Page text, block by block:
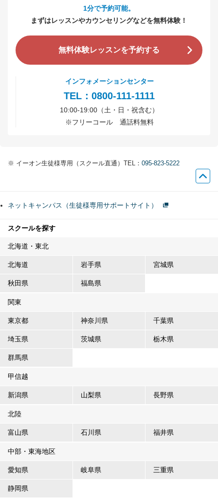
1分で予約可能。
まずはレッスンやカウンセリングなどを無料体験！
無料体験レッスンを予約する
インフォメーションセンター
TEL：0800-111-1111
10:00-19:00（土・日・祝含む）
※フリーコール 通話料無料
※ イーオン生徒様専用（スクール直通）TEL： 095-823-5222
ネットキャンパス（生徒様専用サポートサイト）
スクールを探す
北海道・東北
北海道 岩手県 宮城県
秋田県 福島県
関東
東京都 神奈川県 千葉県
埼玉県 茨城県 栃木県
群馬県
甲信越
新潟県 山梨県 長野県
北陸
富山県 石川県 福井県
中部・東海地区
愛知県 岐阜県 三重県
静岡県